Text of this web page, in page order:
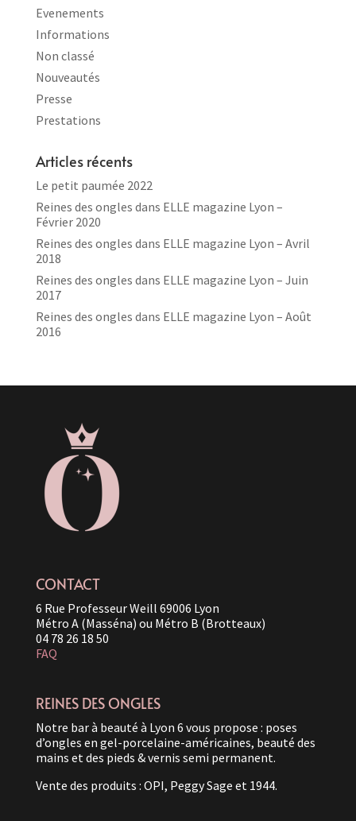
Evenements
Informations
Non classé
Nouveautés
Presse
Prestations
Articles récents
Le petit paumée 2022
Reines des ongles dans ELLE magazine Lyon –
Février 2020
Reines des ongles dans ELLE magazine Lyon – Avril
2018
Reines des ongles dans ELLE magazine Lyon – Juin
2017
Reines des ongles dans ELLE magazine Lyon – Août
2016
CONTACT
6 Rue Professeur Weill 69006 Lyon
Métro A (Masséna) ou Métro B (Brotteaux)
04 78 26 18 50
FAQ
REINES DES ONGLES
Notre bar à beauté à Lyon 6 vous propose : poses
d’ongles en gel-porcelaine-américaines, beauté des
mains et des pieds & vernis semi permanent.
Vente des produits : OPI, Peggy Sage et 1944.